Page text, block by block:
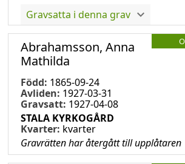
Gravsatta i denna grav
Abrahamsson, Anna
Mathilda
Född: 1865-09-24
Avliden: 1927-03-31
Gravsatt: 1927-04-08
STALA KYRKOGÅRD
Kvarter: kvarter
Gravrätten har återgått till upplåtaren